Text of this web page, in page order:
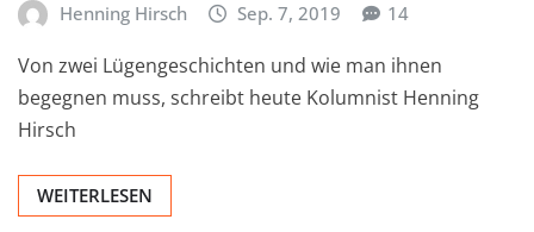
Henning Hirsch Sep. 7, 2019 14
Von zwei Lügengeschichten und wie man ihnen
begegnen muss, schreibt heute Kolumnist Henning
Hirsch
WEITERLESEN